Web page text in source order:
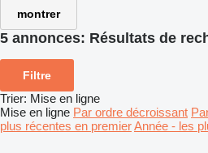
montrer
5 annonces: Résultats de
Filtre
Trier: Mise en ligne
Mise en ligne Par ordre décroissant
plus récentes en premierAnnée - les